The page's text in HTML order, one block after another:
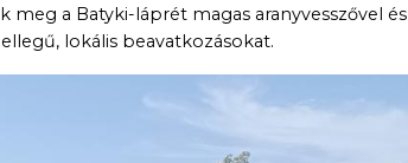
meg a Batyki-láprét magas aranyvesszővel és
lokális beavatkozásokat.